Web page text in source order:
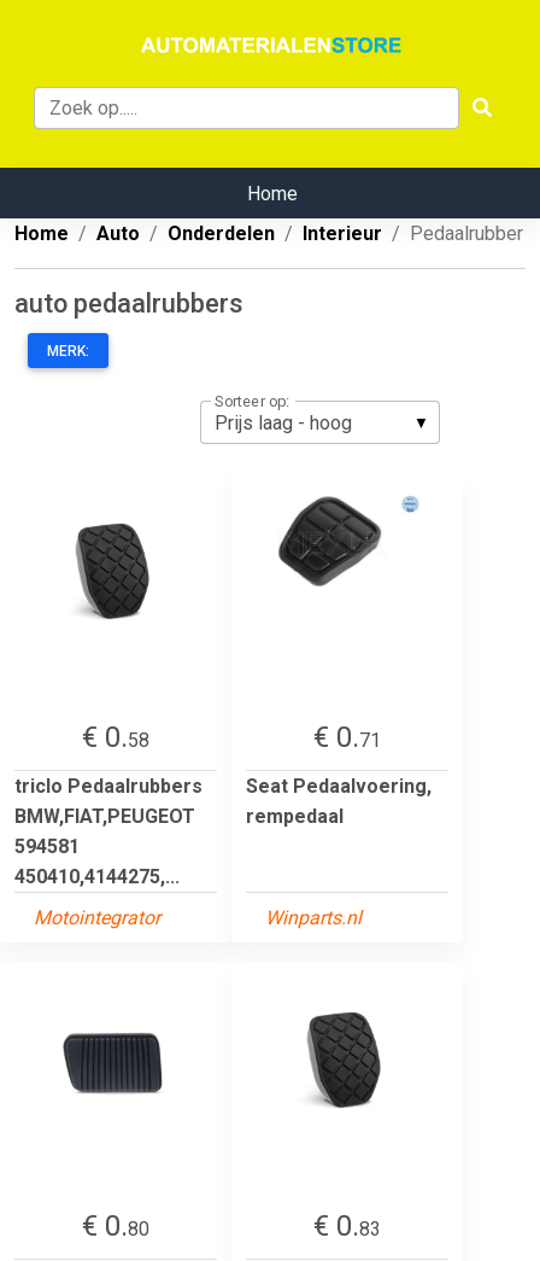
Home
Home
Auto Onderdelen Interieur Pedaalrubber
auto pedaalrubbers
MERK:
Sorteer op:
€ 0.58
triclo Pedaalrubbers
BMW,FIAT,PEUGEOT
594581
450410,4144275,...
Motointegrator
€ 0.71
Seat Pedaalvoering,
rempedaal
Winparts.nl
€ 0.80
€ 0.83